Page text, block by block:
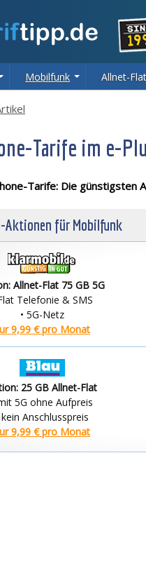
Mobilfunk Allnet-
Tarife im e-
Tarife: Die günstigsten
Aktionen für Mobilfunk
Allnet-Flat 75 GB 5G
Telefonie & SMS
• 5G-Netz
9,99 € pro Monat
25 GB Allnet-Flat
5G ohne Aufpreis
kein Anschlusspreis
9,99 € pro Monat